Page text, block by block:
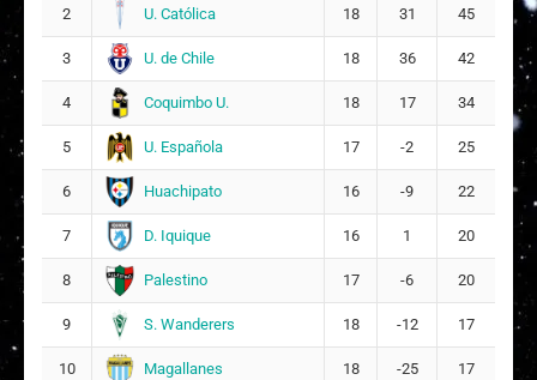
R Rosa del Carmen Hernández Ibarra
16
M Maura Ariana Venegas Labra
22
R Renata Amaral Cambiaso Herrera
8
E Emely del Mar Perdomo Palomar
2 U. Católica 18 31 45
3 U. de Chile 18 36 42
4 Coquimbo U. 18 17 34
5 U. Española 17 -2 25
6 Huachipato 16 -9 22
7 D. Iquique 16 1 20
8 Palestino 17 -6 20
9 S. Wanderers 18 -12 17
10 Magallanes 18 -25 17